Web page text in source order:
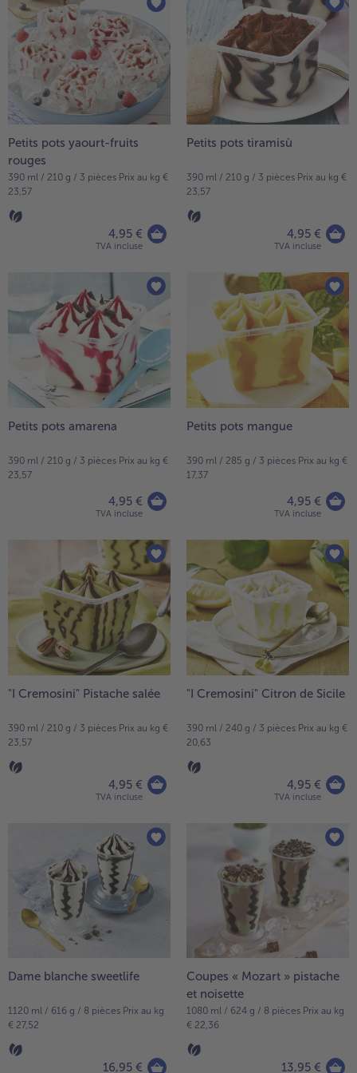
TousPlats cuisinés
Boulangerie & Pâtisserie
TousBoulangerie & Pâtisserie
Entrées, Apéritifs & Snacks
TousEntrées, Apéritifs & Snacks
Produits non surgelés
TousProduits non surgelés
100% Végétarien
Petits pots yaourt-fruits
rouges
390 ml / 210 g / 3 pièces Prix au kg €
23,57
4,95 €
TVA incluse
Petits pots tiramisù
390 ml / 210 g / 3 pièces Prix au kg €
23,57
4,95 €
TVA incluse
Petits pots amarena
390 ml / 210 g / 3 pièces Prix au kg €
23,57
4,95 €
TVA incluse
Petits pots mangue
390 ml / 285 g / 3 pièces Prix au kg €
17,37
4,95 €
TVA incluse
"I Cremosini" Pistache salée
390 ml / 210 g / 3 pièces Prix au kg €
23,57
4,95 €
TVA incluse
"I Cremosini" Citron de Sicile
390 ml / 240 g / 3 pièces Prix au kg €
20,63
4,95 €
TVA incluse
Dame blanche sweetlife
1120 ml / 616 g / 8 pièces Prix au kg
€ 27,52
16,95 €
Coupes « Mozart » pistache
et noisette
1080 ml / 624 g / 8 pièces Prix au kg
€ 22,36
13,95 €